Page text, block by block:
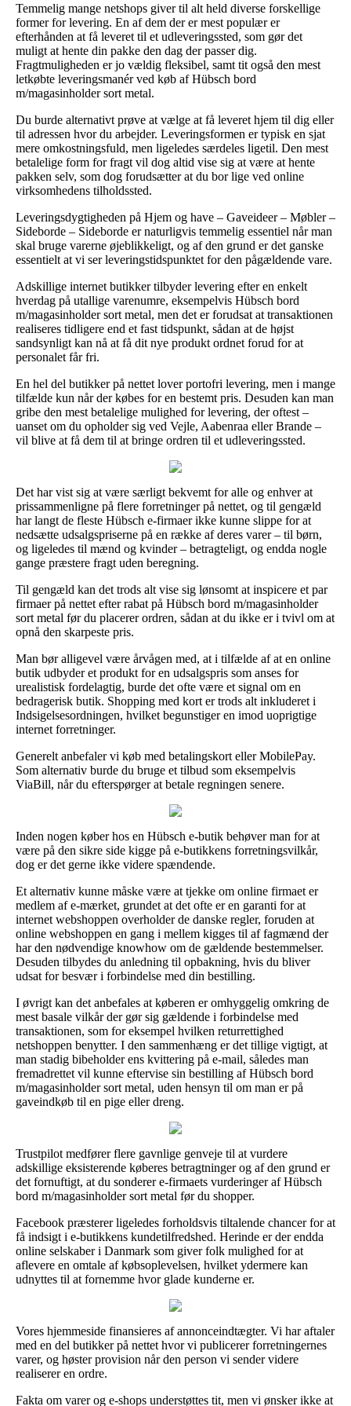
Temmelig mange netshops giver til alt held diverse forskellige
former for levering. En af dem der er mest populær er
efterhånden at få leveret til et udleveringssted, som gør det
muligt at hente din pakke den dag der passer dig.
Fragtmuligheden er jo vældig fleksibel, samt tit også den mest
letkøbte leveringsmanér ved køb af Hübsch bord
m/magasinholder sort metal.
Du burde alternativt prøve at vælge at få leveret hjem til dig eller
til adressen hvor du arbejder. Leveringsformen er typisk en sjat
mere omkostningsfuld, men ligeledes særdeles ligetil. Den mest
betalelige form for fragt vil dog altid vise sig at være at hente
pakken selv, som dog forudsætter at du bor lige ved online
virksomhedens tilholdssted.
Leveringsdygtigheden på Hjem og have – Gaveideer – Møbler –
Sideborde – Sideborde er naturligvis temmelig essentiel når man
skal bruge varerne øjeblikkeligt, og af den grund er det ganske
essentielt at vi ser leveringstidspunktet for den pågældende vare.
Adskillige internet butikker tilbyder levering efter en enkelt
hverdag på utallige varenumre, eksempelvis Hübsch bord
m/magasinholder sort metal, men det er forudsat at transaktionen
realiseres tidligere end et fast tidspunkt, sådan at de højst
sandsynligt kan nå at få dit nye produkt ordnet forud for at
personalet får fri.
En hel del butikker på nettet lover portofri levering, men i mange
tilfælde kun når der købes for en bestemt pris. Desuden kan man
gribe den mest betalelige mulighed for levering, der oftest –
uanset om du opholder sig ved Vejle, Aabenraa eller Brande –
vil blive at få dem til at bringe ordren til et udleveringssted.
Det har vist sig at være særligt bekvemt for alle og enhver at
prissammenligne på flere forretninger på nettet, og til gengæld
har langt de fleste Hübsch e-firmaer ikke kunne slippe for at
nedsætte udsalgspriserne på en række af deres varer – til børn,
og ligeledes til mænd og kvinder – betragteligt, og endda nogle
gange præstere fragt uden beregning.
Til gengæld kan det trods alt vise sig lønsomt at inspicere et par
firmaer på nettet efter rabat på Hübsch bord m/magasinholder
sort metal før du placerer ordren, sådan at du ikke er i tvivl om at
opnå den skarpeste pris.
Man bør alligevel være årvågen med, at i tilfælde af at en online
butik udbyder et produkt for en udsalgspris som anses for
urealistisk fordelagtig, burde det ofte være et signal om en
bedragerisk butik. Shopping med kort er trods alt inkluderet i
Indsigelsesordningen, hvilket begunstiger en imod uoprigtige
internet forretninger.
Generelt anbefaler vi køb med betalingskort eller MobilePay.
Som alternativ burde du bruge et tilbud som eksempelvis
ViaBill, når du efterspørger at betale regningen senere.
Inden nogen køber hos en Hübsch e-butik behøver man for at
være på den sikre side kigge på e-butikkens forretningsvilkår,
dog er det gerne ikke videre spændende.
Et alternativ kunne måske være at tjekke om online firmaet er
medlem af e-mærket, grundet at det ofte er en garanti for at
internet webshoppen overholder de danske regler, foruden at
online webshoppen en gang i mellem kigges til af fagmænd der
har den nødvendige knowhow om de gældende bestemmelser.
Desuden tilbydes du anledning til opbakning, hvis du bliver
udsat for besvær i forbindelse med din bestilling.
I øvrigt kan det anbefales at køberen er omhyggelig omkring de
mest basale vilkår der gør sig gældende i forbindelse med
transaktionen, som for eksempel hvilken returrettighed
netshoppen benytter. I den sammenhæng er det tillige vigtigt, at
man stadig bibeholder ens kvittering på e-mail, således man
fremadrettet vil kunne eftervise sin bestilling af Hübsch bord
m/magasinholder sort metal, uden hensyn til om man er på
gaveindkøb til en pige eller dreng.
Trustpilot medfører flere gavnlige genveje til at vurdere
adskillige eksisterende køberes betragtninger og af den grund er
det fornuftigt, at du sonderer e-firmaets vurderinger af Hübsch
bord m/magasinholder sort metal før du shopper.
Facebook præsterer ligeledes forholdsvis tiltalende chancer for at
få indsigt i e-butikkens kundetilfredshed. Herinde er der endda
online selskaber i Danmark som giver folk mulighed for at
aflevere en omtale af købsoplevelsen, hvilket ydermere kan
udnyttes til at fornemme hvor glade kunderne er.
Vores hjemmeside finansieres af annonceindtægter. Vi har aftaler
med en del butikker på nettet hvor vi publicerer forretningernes
varer, og høster provision når den person vi sender videre
realiserer en ordre.
Fakta om varer og e-shops understøttes tit, men vi ønsker ikke at